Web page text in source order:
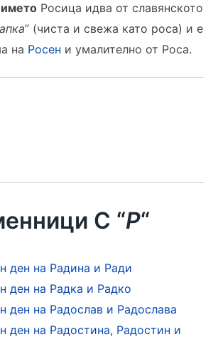
името Росица идва от славянското
” (чиста и свежа като роса) и е
на Росен и умалително от Роса.
С “Р“
ден на Радина и Ради
ден на Радка и Радко
ден на Радослав и Радослава
ден на Радостина, Радостин и